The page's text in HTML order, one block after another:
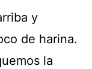
y
de harina.
la